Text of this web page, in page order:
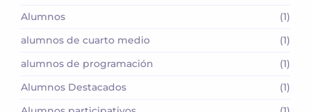
Alumnos
(1)
alumnos de cuarto medio
(1)
alumnos de programación
(1)
Alumnos Destacados
(1)